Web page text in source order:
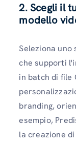
2. Scegli il
modello
Seleziona
che supporti
in batch di file
branding,
esempio,
la creazione